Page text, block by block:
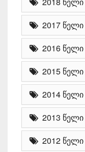
2017 წელი
2016 წელი
2015 წელი
2014 წელი
2013 წელი
2012 წელი